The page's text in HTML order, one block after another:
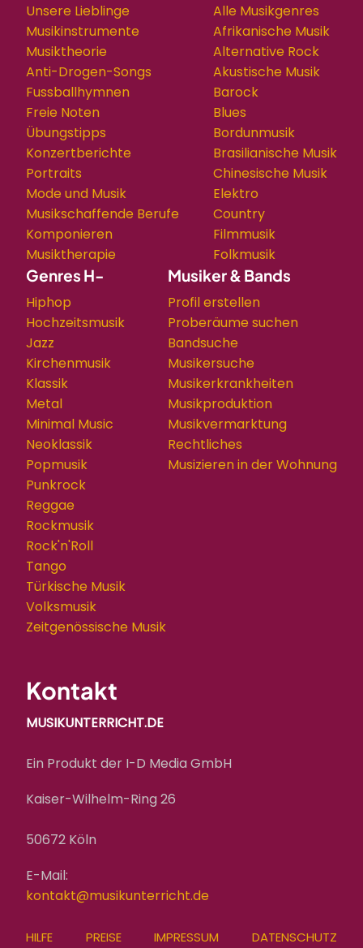
Unsere Lieblinge
Musikinstrumente
Musiktheorie
Anti-Drogen-Songs
Fussballhymnen
Freie Noten
Übungstipps
Konzertberichte
Portraits
Mode und Musik
Musikschaffende Berufe
Komponieren
Musiktherapie
Alle Musikgenres
Afrikanische Musik
Alternative Rock
Akustische Musik
Barock
Blues
Bordunmusik
Brasilianische Musik
Chinesische Musik
Elektro
Country
Filmmusik
Folkmusik
Genres H-
Hiphop
Hochzeitsmusik
Jazz
Kirchenmusik
Klassik
Metal
Minimal Music
Neoklassik
Popmusik
Punkrock
Reggae
Rockmusik
Rock'n'Roll
Tango
Türkische Musik
Volksmusik
Zeitgenössische Musik
Musiker & Bands
Profil erstellen
Proberäume suchen
Bandsuche
Musikersuche
Musikerkrankheiten
Musikproduktion
Musikvermarktung
Rechtliches
Musizieren in der Wohnung
Kontakt
MUSIKUNTERRICHT.DE
Ein Produkt der I-D Media GmbH
Kaiser-Wilhelm-Ring 26
50672 Köln
E-Mail:
kontakt@musikunterricht.de
FOOTER
HILFE PREISE IMPRESSUM DATENSCHUTZ